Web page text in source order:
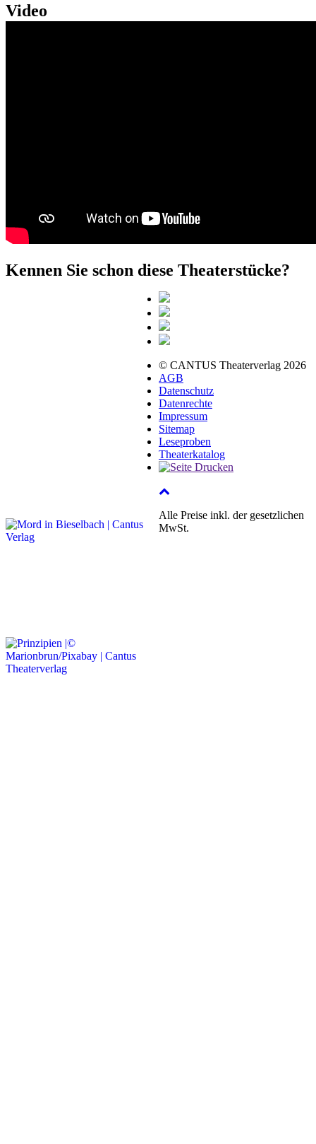
Video
Kennen Sie schon diese Theaterstücke?
© CANTUS Theaterverlag 2026
AGB
Datenschutz
Datenrechte
Impressum
Sitemap
Leseproben
Theaterkatalog
Alle Preise inkl. der gesetzlichen
MwSt.